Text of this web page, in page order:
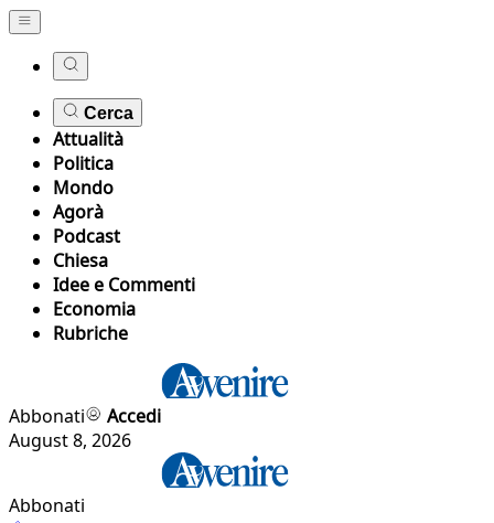
Cerca
Attualità
Politica
Mondo
Agorà
Podcast
Chiesa
Idee e Commenti
Economia
Rubriche
Abbonati
Accedi
August 8, 2026
Abbonati